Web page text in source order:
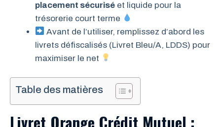
placement sécurisé et liquide pour la
trésorerie court terme
Avant de l’utiliser, remplissez d’abord les
livrets défiscalisés (Livret Bleu/A, LDDS) pour
maximiser le net
Table des matières
Livret Orange Crédit Mutuel :